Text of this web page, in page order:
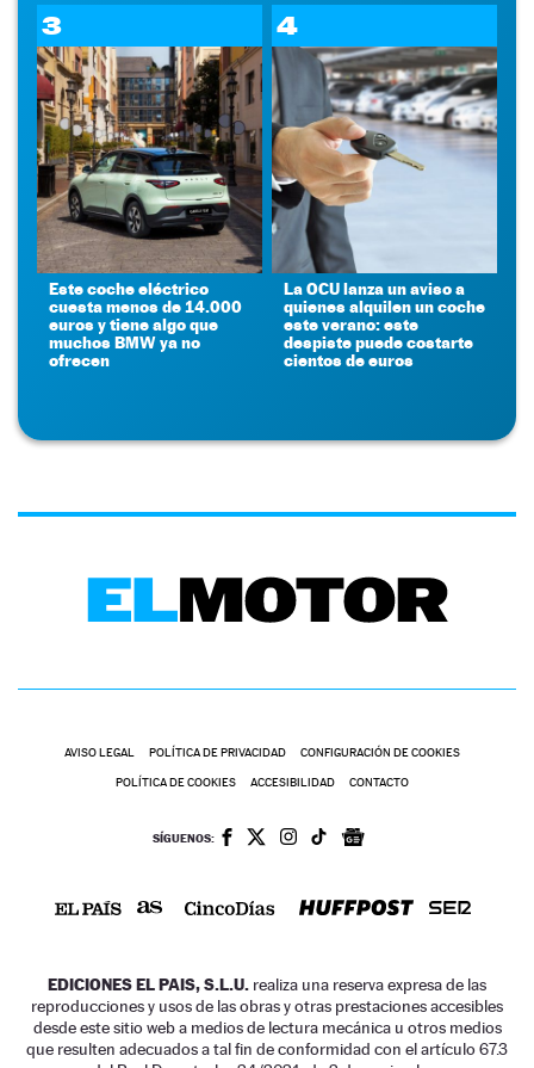
3
Este coche eléctrico
cuesta menos de 14.000
euros y tiene algo que
muchos BMW ya no
ofrecen
4
La OCU lanza un aviso a
quienes alquilen un coche
este verano: este
despiste puede costarte
cientos de euros
AVISO LEGAL POLÍTICA DE PRIVACIDAD CONFIGURACIÓN DE COOKIES
POLÍTICA DE COOKIES ACCESIBILIDAD CONTACTO
SÍGUENOS:
EDICIONES EL PAIS, S.L.U. realiza una reserva expresa de las
reproducciones y usos de las obras y otras prestaciones accesibles
desde este sitio web a medios de lectura mecánica u otros medios
que resulten adecuados a tal fin de conformidad con el artículo 67.3